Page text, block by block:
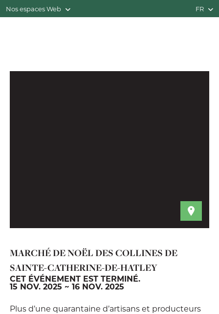
Nos espaces Web FR
MARCHÉ DE NOËL DES COLLINES DE
SAINTE-CATHERINE-DE-HATLEY
CET ÉVÉNEMENT EST TERMINÉ.
15 NOV. 2025 ~ 16 NOV. 2025
Plus d’une quarantaine d’artisans et producteurs